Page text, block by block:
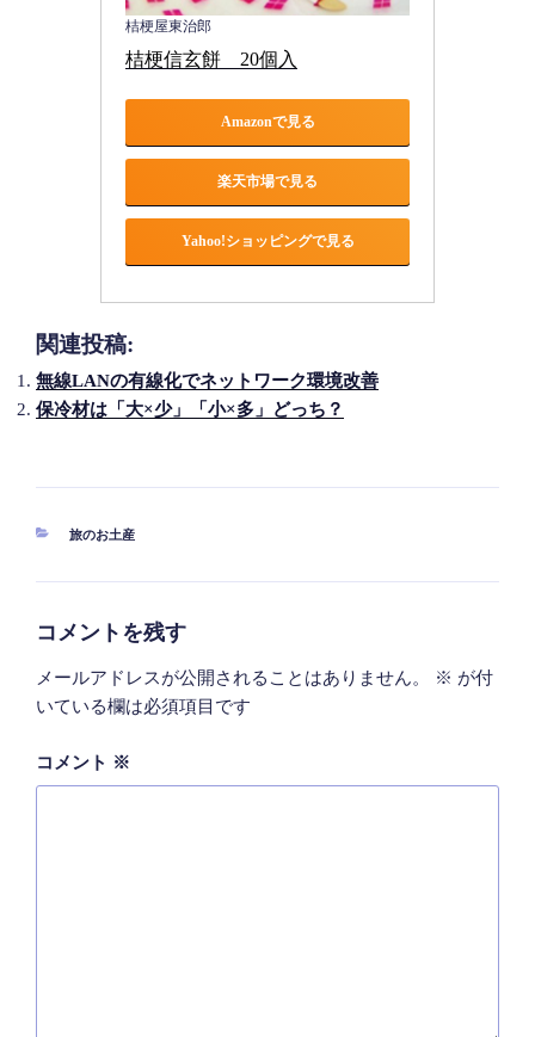
桔梗屋東治郎
桔梗信玄餅　20個入
Amazonで見る
楽天市場で見る
Yahoo!ショッピングで見る
関連投稿:
無線LANの有線化でネットワーク環境改善
保冷材は「大×少」「小×多」どっち？
カ
旅のお土産
コメントを残す
メールアドレスが公開されることはありません。 ※ が付
いている欄は必須項目です
コメント ※